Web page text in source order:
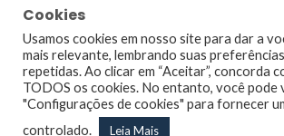
©1965 - 2026 Todos os direitos
Wordpress Optimized byAgência
Largo de Dois Irmãos, 1117, Dois Irmãos –
Cookies
Usamos cookies em nosso site para dar a
mais relevante, lembrando suas
repetidas. Ao clicar em “Aceitar”, concorda
TODOS os cookies. No entanto, você pode
"Configurações de cookies" para fornecer
controlado.
Leia Mais